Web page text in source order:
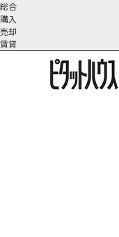
総合
購入
売却
賃貸